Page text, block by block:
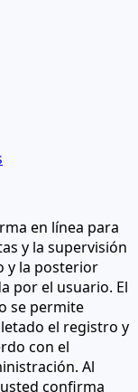
en línea para
y la supervisión
y la posterior
por el usuario. El
se permite
el registro y
con el
Al
confirma